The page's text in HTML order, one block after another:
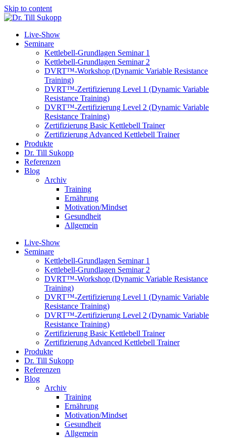
Skip to content
Live-Show
Seminare
Kettlebell-Grundlagen Seminar 1
Kettlebell-Grundlagen Seminar 2
DVRT™-Workshop (Dynamic Variable Resistance
Training)
DVRT™-Zertifizierung Level 1 (Dynamic Variable
Resistance Training)
DVRT™-Zertifizierung Level 2 (Dynamic Variable
Resistance Training)
Zertifizierung Basic Kettlebell Trainer
Zertifizierung Advanced Kettlebell Trainer
Produkte
Dr. Till Sukopp
Referenzen
Blog
Archiv
Training
Ernährung
Motivation/Mindset
Gesundheit
Allgemein
Live-Show
Seminare
Kettlebell-Grundlagen Seminar 1
Kettlebell-Grundlagen Seminar 2
DVRT™-Workshop (Dynamic Variable Resistance
Training)
DVRT™-Zertifizierung Level 1 (Dynamic Variable
Resistance Training)
DVRT™-Zertifizierung Level 2 (Dynamic Variable
Resistance Training)
Zertifizierung Basic Kettlebell Trainer
Zertifizierung Advanced Kettlebell Trainer
Produkte
Dr. Till Sukopp
Referenzen
Blog
Archiv
Training
Ernährung
Motivation/Mindset
Gesundheit
Allgemein